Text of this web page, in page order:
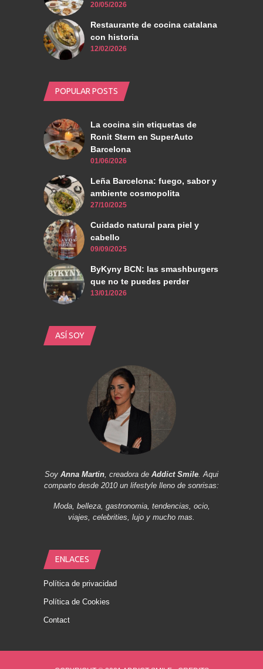
20/05/2026
Restaurante de cocina catalana
con historia
12/02/2026
POPULAR POSTS
La cocina sin etiquetas de
Ronit Stern en SuperAuto
Barcelona
01/06/2026
Leña Barcelona: fuego, sabor y
ambiente cosmopolita
27/10/2025
Cuidado natural para piel y
cabello
09/09/2025
ByKyny BCN: las smashburgers
que no te puedes perder
13/01/2026
ASÍ SOY
Soy Anna Martin, creadora de Addict Smile. Aqui
comparto desde 2010 un lifestyle lleno de sonrisas:
Moda, belleza, gastronomia, tendencias, ocio,
viajes, celebrities, lujo y mucho mas.
ENLACES
Política de privacidad
Política de Cookies
Contact